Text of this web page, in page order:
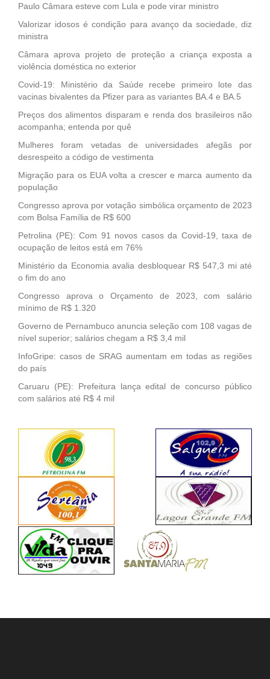
Paulo Câmara esteve com Lula e pode virar ministro
Valorizar idosos é condição para avanço da sociedade, diz
ministra
Câmara aprova projeto de proteção a criança exposta a
violência doméstica no exterior
Covid-19: Ministério da Saúde recebe primeiro lote das
vacinas bivalentes da Pfizer para as variantes BA.4 e BA.5
Preços dos alimentos disparam e renda dos brasileiros não
acompanha; entenda por quê
Mulheres foram vetadas de universidades afegãs por
desrespeito a código de vestimenta
Migração para os EUA volta a crescer e marca aumento da
população
Congresso aprova por votação simbólica orçamento de 2023
com Bolsa Família de R$ 600
Petrolina (PE): Com 91 novos casos da Covid-19, taxa de
ocupação de leitos está em 76%
Ministério da Economia avalia desbloquear R$ 547,3 mi até
o fim do ano
Congresso aprova o Orçamento de 2023, com salário
mínimo de R$ 1.320
Governo de Pernambuco anuncia seleção com 108 vagas de
nível superior; salários chegam a R$ 3,4 mil
InfoGripe: casos de SRAG aumentam em todas as regiões
do país
Caruaru (PE): Prefeitura lança edital de concurso público
com salários até R$ 4 mil